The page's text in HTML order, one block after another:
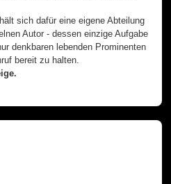
sich dafür eine eigene Abteilung
Autor - dessen einzige Aufgabe
denkbaren lebenden Prominenten
bereit zu halten.